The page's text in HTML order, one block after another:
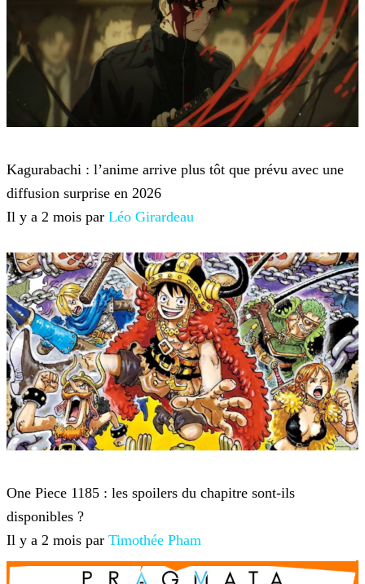
Kagurabachi : l’anime arrive plus tôt que prévu avec une
diffusion surprise en 2026
Il y a 2 mois par Léo Girardeau
One Piece 1185 : les spoilers du chapitre sont-ils
disponibles ?
Il y a 2 mois par Timothée Pham